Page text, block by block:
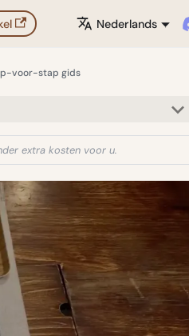
Nederlands
voor-stap gids
extra kosten voor u.